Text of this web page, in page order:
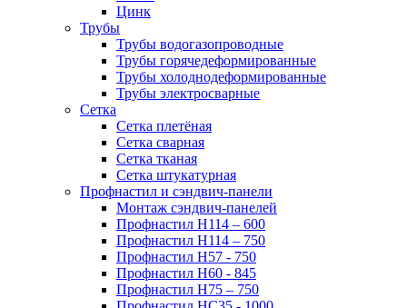
Цинк
Трубы
Трубы водогазопроводные
Трубы горячедеформированные
Трубы холоднодеформированные
Трубы электросварные
Сетка
Сетка плетёная
Сетка сварная
Сетка тканая
Сетка штукатурная
Профнастил и сэндвич-панели
Монтаж сэндвич-панелей
Профнастил Н114 – 600
Профнастил Н114 – 750
Профнастил Н57 - 750
Профнастил Н60 - 845
Профнастил Н75 – 750